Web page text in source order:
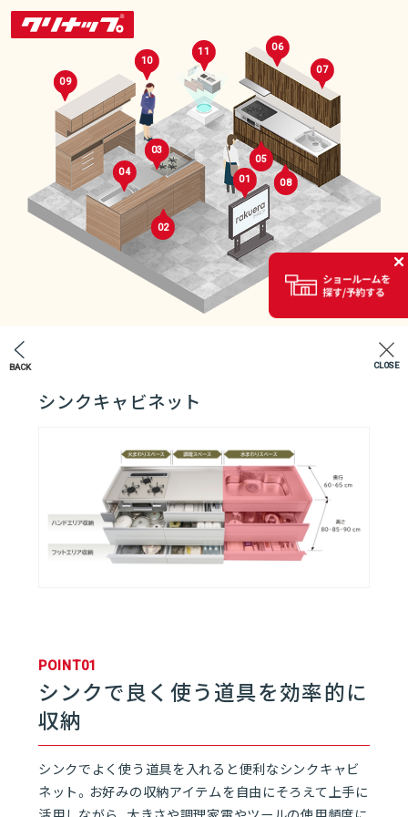
エントランス
キッチン | rakuera
01 rakueraとは
04 シンク
シンクキャビネット
POINT01
シンクで良く使う道具を効率的に
収納
シンクでよく使う道具を入れると便利なシンクキャビ
ネット。お好みの収納アイテムを自由にそろえて上手に
BACK CLOSE
06
07
セレクトルーム
01
02
03
04
05
06
07
08
09
10
11